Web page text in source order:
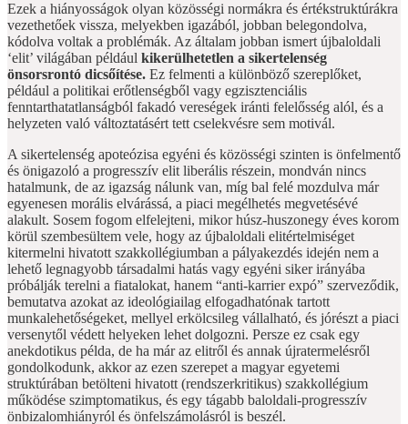
Ezek a hiányosságok olyan közösségi normákra és értékstruktúrákra
vezethetőek vissza, melyekben igazából, jobban belegondolva,
kódolva voltak a problémák. Az általam jobban ismert újbaloldali
‘elit’ világában például kikerülhetetlen a sikertelenség
önsorsrontó dicsőítése. Ez felmenti a különböző szereplőket,
például a politikai erőtlenségből vagy egzisztenciális
fenntarthatatlanságból fakadó vereségek iránti felelősség alól, és a
helyzeten való változtatásért tett cselekvésre sem motivál.
A sikertelenség apoteózisa egyéni és közösségi szinten is önfelmentő
és önigazoló a progresszív elit liberális részein, mondván nincs
hatalmunk, de az igazság nálunk van, míg bal felé mozdulva már
egyenesen morális elvárássá, a piaci megélhetés megvetésévé
alakult. Sosem fogom elfelejteni, mikor húsz-huszonegy éves korom
körül szembesültem vele, hogy az újbaloldali elitértelmiséget
kitermelni hivatott szakkollégiumban a pályakezdés idején nem a
lehető legnagyobb társadalmi hatás vagy egyéni siker irányába
próbálják terelni a fiatalokat, hanem “anti-karrier expó” szerveződik,
bemutatva azokat az ideológiailag elfogadhatónak tartott
munkalehetőségeket, mellyel erkölcsileg vállalható, és jórészt a piaci
versenytől védett helyeken lehet dolgozni. Persze ez csak egy
anekdotikus példa, de ha már az elitről és annak újratermelésről
gondolkodunk, akkor az ezen szerepet a magyar egyetemi
struktúrában betölteni hivatott (rendszerkritikus) szakkollégium
működése szimptomatikus, és egy tágabb baloldali-progresszív
önbizalomhiányról és önfelszámolásról is beszél.